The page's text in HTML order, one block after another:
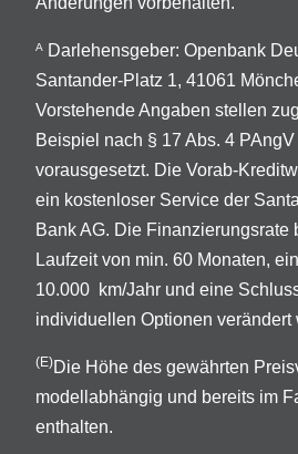
A
Darlehensgeber: Openbank
Santander-Platz 1, 41061
Vorstehende Angaben stellen
Beispiel nach § 17 Abs. 4
vorausgesetzt. Die Vorab-
ein kostenloser Service der
Bank AG. Die Finanzierungsrate
Laufzeit von min. 60 Monaten,
10.000 km/Jahr und eine
individuellen Optionen verändert
(E)Die Höhe des gewährten
modellabhängig und bereits im
enthalten.